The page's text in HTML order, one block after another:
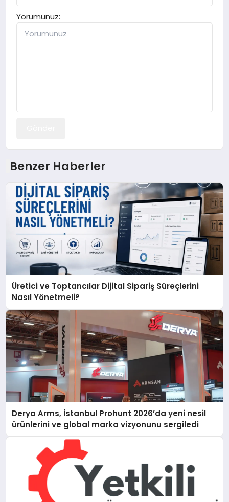
Yorumunuz:
Benzer Haberler
Üretici ve Toptancılar Dijital Sipariş Süreçlerini
Nasıl Yönetmeli?
Derya Arms, İstanbul Prohunt 2026’da yeni nesil
ürünlerini ve global marka vizyonunu sergiledi